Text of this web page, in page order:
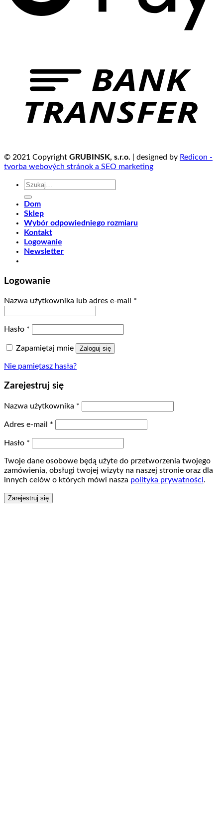
© 2021 Copyright GRUBINSK, s.r.o. | designed by Redicon -
tvorba webových stránok a SEO marketing
Szukaj:
Dom
Sklep
Wybór odpowiedniego rozmiaru
Kontakt
Logowanie
Newsletter
Logowanie
Nazwa użytkownika lub adres e-mail *
Hasło *
Zapamiętaj mnie Zaloguj się
Nie pamiętasz hasła?
Zarejestruj się
Nazwa użytkownika *
Adres e-mail *
Hasło *
Twoje dane osobowe będą użyte do przetworzenia twojego
zamówienia, obsługi twojej wizyty na naszej stronie oraz dla
innych celów o których mówi nasza polityka prywatności.
Zarejestruj się